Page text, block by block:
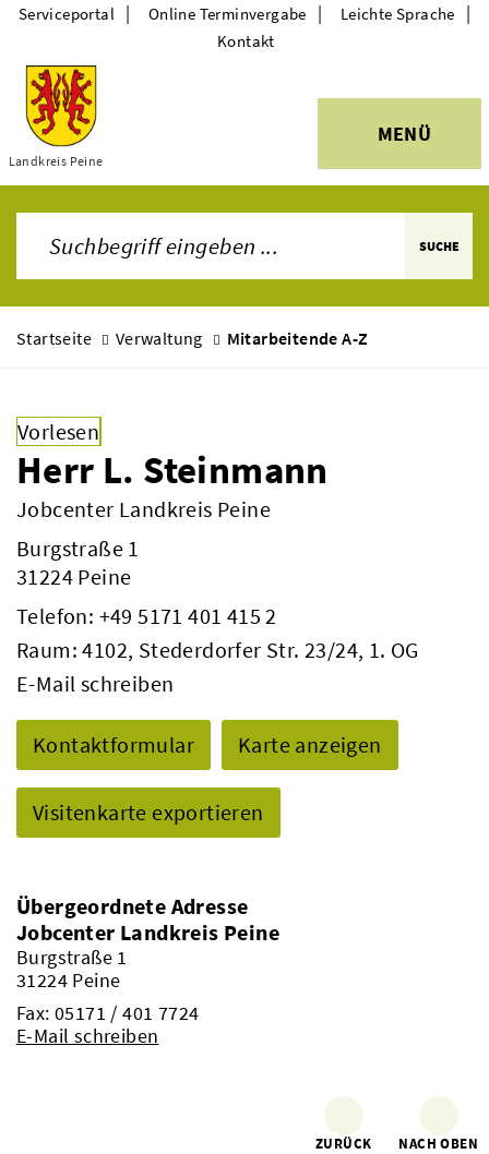
Themen
Landkreis Peine
MENÜ
Serviceportal | Online Terminvergabe | Leichte Sprache |
Kontakt
SUCHE
Startseite Verwaltung Mitarbeitende A-Z
Vorlesen
Herr L. Steinmann
Jobcenter Landkreis Peine
Burgstraße 1
31224 Peine
Telefon: +49 5171 401 415 2
Raum: 4102, Stederdorfer Str. 23/24, 1. OG
E-Mail schreiben
Kontaktformular Karte anzeigen
Visitenkarte exportieren
Übergeordnete Adresse
Jobcenter Landkreis Peine
Burgstraße 1
31224 Peine
Fax: 05171 / 401 7724
E-Mail schreiben
ZURÜCK NACH OBEN